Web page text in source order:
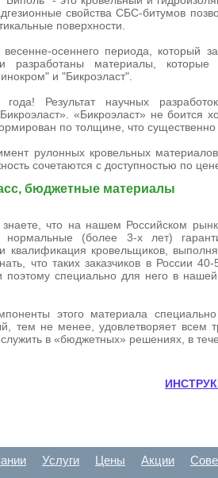
свойства СБС-битумов
поверхности.
осеннего периода, который
разработаны материалы, которые
и "Бикроэласт".
Результат научных
«Бикроэласт» не боится
по толщине, что
рулонных кровельных
сочетаются с доступностью по
бюджетные материалы
что на нашем Российском
нормальные (более 3-х лет)
квалификация кровельщиков,
что таких заказчиков в России
поэтому специально для него в
этого материала
тем не менее, удовлетворяет
в «бюджетных» решениях, в
Услуги Цены Акции